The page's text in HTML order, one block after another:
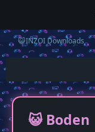
😺INZOI Downloads
😺 Boden